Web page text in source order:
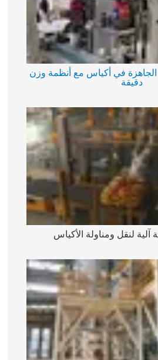
الجاهزة في أكياس مع أنظمة وزن
دقيقة
آلية لنقل ومناولة الأكياس